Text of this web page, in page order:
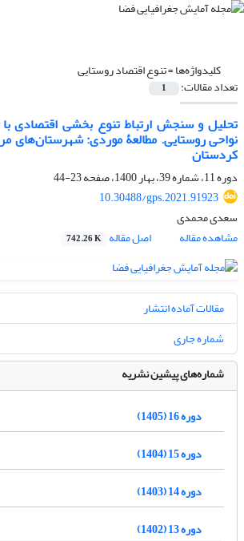
کلیدواژه‌ها =تنوع اقتصاد روستایی
تعداد مقالات: 1
نواحی روستایی. مطالعۀ موردی: شهرستان‌های
کردستان
دوره 11، شماره 39، بهار 1400، صفحه
23-44
10.30488/gps.2021.91923
سعدی محمدی
مشاهده مقاله
اصل مقاله 742.26 K
مقالات آماده انتشار
شماره جاری
شماره‌های پیشین نشریه
دوره 16 (1405)
دوره 15 (1404)
دوره 14 (1403)
دوره 13 (1402)